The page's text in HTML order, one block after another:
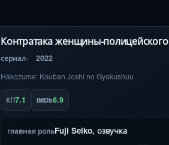
Контратака женщины-полицейского
сериал 2022
Hakozume: Kouban Joshi no Gyakushuu
КП7.1 IMDb6.9
главная рольFuji Seiko, озвучка